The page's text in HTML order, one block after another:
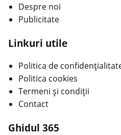
Despre noi
Publicitate
Linkuri utile
Politica de
Politica cookies
Termeni și condiții
Contact
Ghidul 365